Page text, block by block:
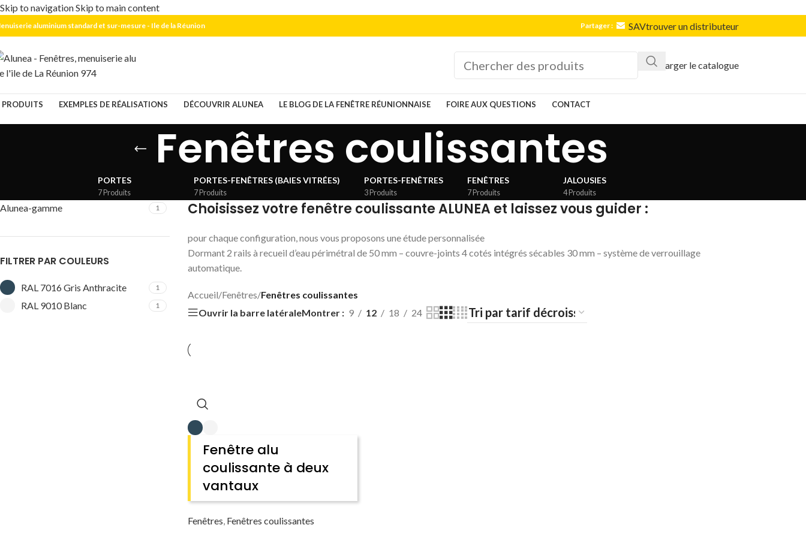
Skip to navigationSkip to main content
aluminium standard et sur-mesure - Ile de la Réunion Partager : SAVtrouver un distributeur
Télécharger le catalogue
PRODUITS EXEMPLES DE RÉALISATIONS DÉCOUVRIR ALUNEA LE BLOG DE LA FENÊTRE RÉUNIONNAISE FOIRE AUX QUESTIONS CONTACT
Fenêtres coulissantes
PORTES
7 Produits
PORTES-FENÊTRES (BAIES VITRÉES)
7 Produits
PORTES-FENÊTRES
3 Produits
FENÊTRES
7 Produits
JALOUSIES
4 Produits
Alunea-gamme 1
FILTRER PAR COULEURS
RAL 7016 Gris Anthracite 1
RAL 9010 Blanc 1
Choisissez votre fenêtre coulissante ALUNEA et laissez vous guider :
pour chaque configuration, nous vous proposons une étude personnalisée
Dormant 2 rails à recueil d’eau périmétral de 50 mm – couvre-joints 4 cotés intégrés sécables 30 mm – système de verrouillage
automatique.
Accueil/Fenêtres/Fenêtres coulissantes
Ouvrir la barre latéraleMontrer 9 12 18 24
Fenêtre alu
coulissante à deux
vantaux
Fenêtres, Fenêtres coulissantes